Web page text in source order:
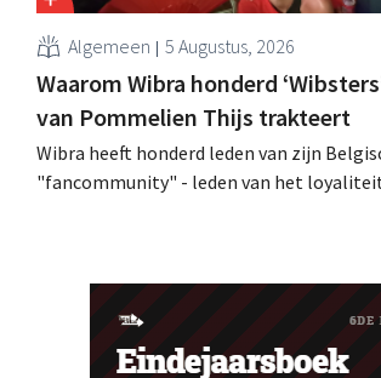
Algemeen 5 Augustus, 2026
Waarom Wibra honderd
van Pommelien Thijs trakteert
Wibra heeft honderd leden van zijn
"fancommunity" - leden van het
uitbouwen.